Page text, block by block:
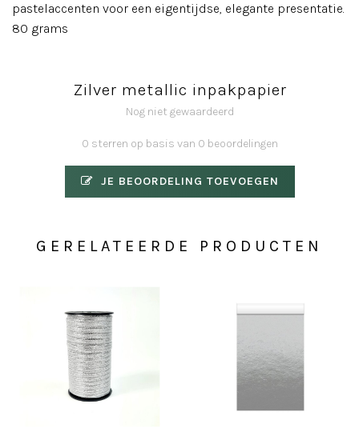
pastelaccenten voor een eigentijdse, elegante presentatie.
80 grams
Zilver metallic inpakpapier
Nog niet gewaardeerd
0 sterren op basis van 0 beoordelingen
JE BEOORDELING TOEVOEGEN
GERELATEERDE PRODUCTEN